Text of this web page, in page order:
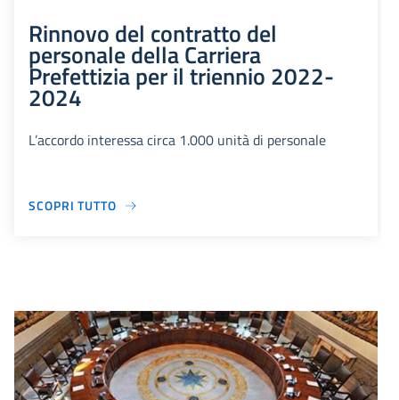
Rinnovo del contratto del
personale della Carriera
Prefettizia per il triennio 2022-
2024
L’accordo interessa circa 1.000 unità di personale
SCOPRI TUTTO